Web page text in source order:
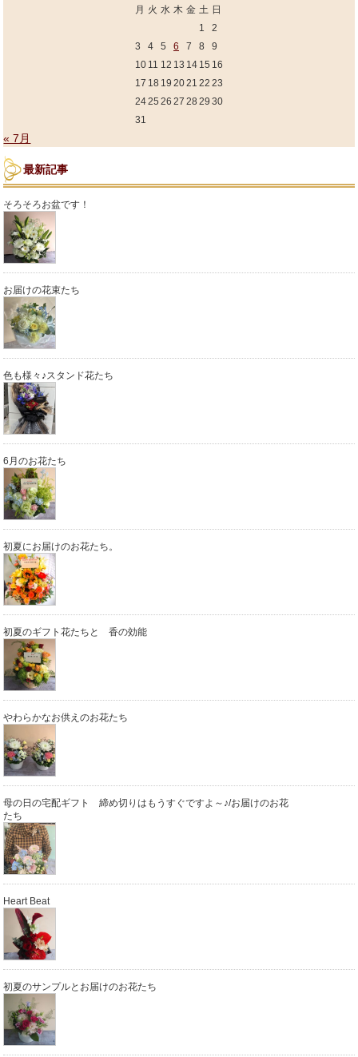
月 火 水 木 金 土 日
1
2
3
4 5 6 7 8
9
10 11 12 13 14 15 16
17 18 19 2021 22 23
2425 26 27 28 29 30
31
« 7月
最新記事
そろそろお盆です！
お届けの花束たち
色も様々♪スタンド花たち
6月のお花たち
初夏にお届けのお花たち。
初夏のギフト花たちと 香の効能
やわらかなお供えのお花たち
母の日の宅配ギフト 締め切りはもうすぐですよ～♪/お届けのお花
たち
Heart Beat
初夏のサンプルとお届けのお花たち